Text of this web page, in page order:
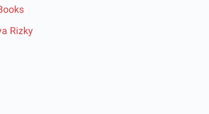
Rizky